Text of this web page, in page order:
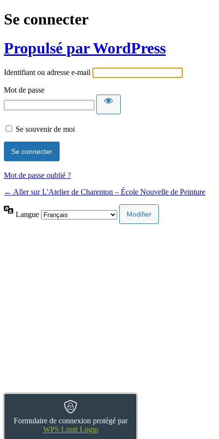
Se connecter
Propulsé par WordPress
Identifiant ou adresse e-mail
Mot de passe
Formulaire de connexion protégé par
WPS Limit Login
Se souvenir de moi
Mot de passe oublié ?
← Aller sur L'Atelier de Charenton – École Nouvelle de Peinture
Langue